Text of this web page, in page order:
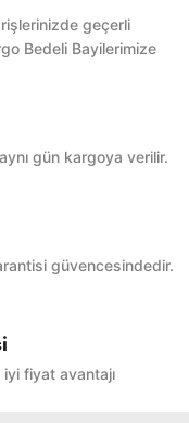
geçerli
Bedeli Bayilerimize
gün kargoya verilir.
güvencesindedir.
fiyat avantajı